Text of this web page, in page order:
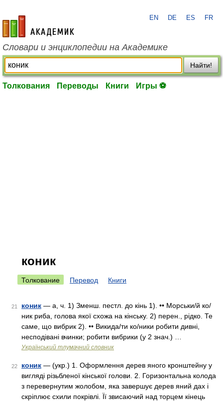
academic.ru
EN DE ES FR
Словари и энциклопедии на Академике
Найти!
Толкования Переводы Книги Игры ⚽
коник
Толкование Перевод Книги
21 коник — а, ч. 1) Зменш. пестл. до кінь 1). •• Морськи/й ко/
ник риба, голова якої схожа на кінську. 2) перен., рідко. Те
саме, що вибрик 2). •• Викида/ти ко/ники робити дивні,
несподівані вчинки; робити вибрики (у 2 знач.) …
Український тлумачний словник
22 коник — (укр.) 1. Оформлення дерев яного кронштейну у
вигляді різьбленої кінської голови. 2. Горизонтальна колода
з перевернутим жолобом, яка завершує дерев яний дах і
скріплює схили покрівлі. Її звисаючий над торцем кінець